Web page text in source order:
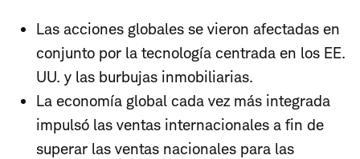
Las acciones globales se vieron afectadas en
conjunto por la tecnología centrada en los EE.
UU. y las burbujas inmobiliarias.
La economía global cada vez más integrada
impulsó las ventas internacionales a fin de
superar las ventas nacionales para las